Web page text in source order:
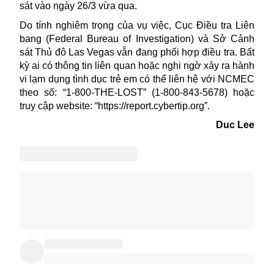
sát vào ngày 26/3 vừa qua.
Do tính nghiêm trọng của vụ việc, Cục Điều tra Liên
bang (Federal Bureau of Investigation) và Sở Cảnh
sát Thủ đô Las Vegas vẫn đang phối hợp điều tra. Bất
kỳ ai có thông tin liên quan hoặc nghi ngờ xảy ra hành
vi lạm dụng tình dục trẻ em có thể liên hệ với NCMEC
theo số: “1-800-THE-LOST” (1-800-843-5678) hoặc
truy cập website: “https://report.cybertip.org”.
Duc Lee